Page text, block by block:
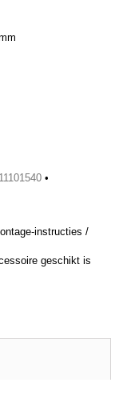
•
instructies /
geschikt is